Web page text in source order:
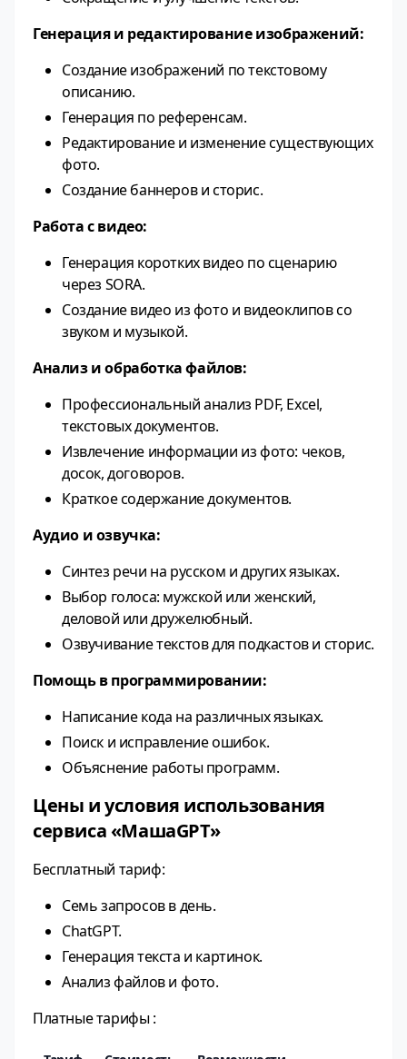
Генерация и редактирование изображений:
Создание изображений по текстовому
описанию.
Генерация по референсам.
Редактирование и изменение существующих
фото.
Создание баннеров и сторис.
Работа с видео:
Генерация коротких видео по сценарию
через SORA.
Создание видео из фото и видеоклипов со
звуком и музыкой.
Анализ и обработка файлов:
Профессиональный анализ PDF, Excel,
текстовых документов.
Извлечение информации из фото: чеков,
досок, договоров.
Краткое содержание документов.
Аудио и озвучка:
Синтез речи на русском и других языках.
Выбор голоса: мужской или женский,
деловой или дружелюбный.
Озвучивание текстов для подкастов и сторис.
Помощь в программировании:
Написание кода на различных языках.
Поиск и исправление ошибок.
Объяснение работы программ.
Цены и условия использования
сервиса «МашаGPT»
Бесплатный тариф:
Семь запросов в день.
ChatGPT.
Генерация текста и картинок.
Анализ файлов и фото.
Платные тарифы :